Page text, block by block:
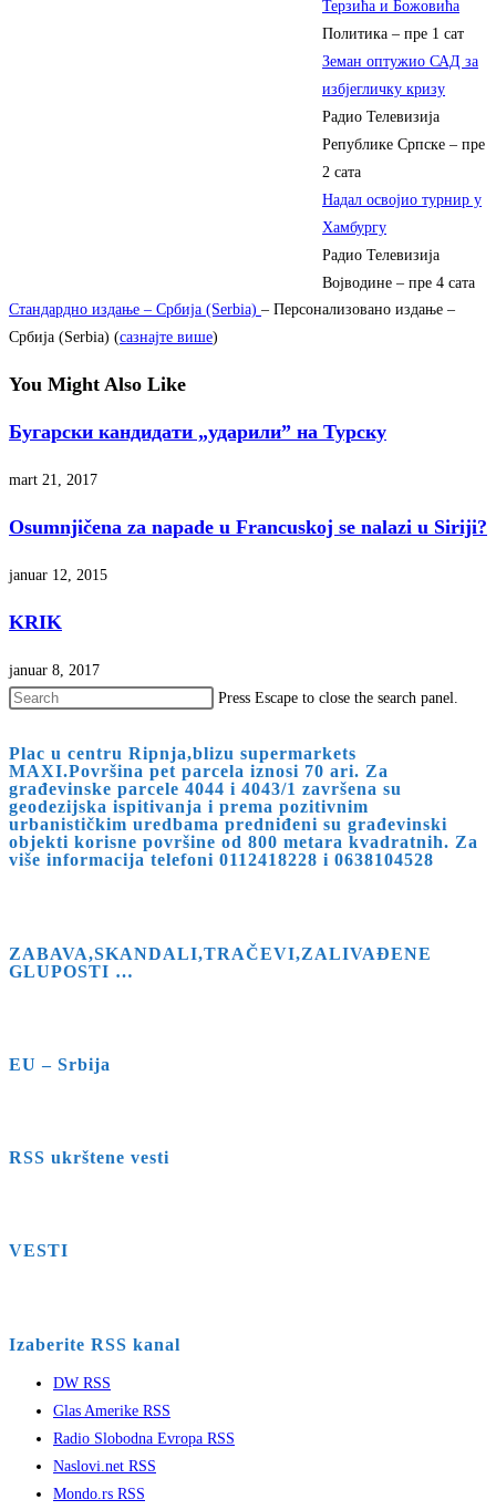
Терзића и Божовића
Политика – пре 1 сат
Земан оптужио САД за
избјегличку кризу
Радио Телевизија
Републике Српске – пре
2 сата
Надал освојио турнир у
Хамбургу
Радио Телевизија
Војводине – пре 4 сата
Стандардно издање – Србија (Serbia) – Персонализовано издање –
Србија (Serbia) (сазнајте више)
You Might Also Like
Бугарски кандидати „ударили” на Турску
mart 21, 2017
Osumnjičena za napade u Francuskoj se nalazi u Siriji?
januar 12, 2015
KRIK
januar 8, 2017
Press Escape to close the search panel.
Plac u centru Ripnja,blizu supermarkets
MAXI.Površina pet parcela iznosi 70 ari. Za
građevinske parcele 4044 i 4043/1 završena su
geodezijska ispitivanja i prema pozitivnim
urbanističkim uredbama predniđeni su građevinski
objekti korisne površine od 800 metara kvadratnih. Za
više informacija telefoni 0112418228 i 0638104528
ZABAVA,SKANDALI,TRAČEVI,ZALIVAĐENE
GLUPOSTI …
EU – Srbija
RSS ukrštene vesti
VESTI
Izaberite RSS kanal
DW RSS
Glas Amerike RSS
Radio Slobodna Evropa RSS
Naslovi.net RSS
Mondo.rs RSS